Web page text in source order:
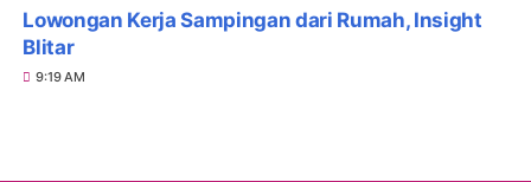
Lowongan Kerja Sampingan dari Rumah, Insight
Blitar
9:19 AM